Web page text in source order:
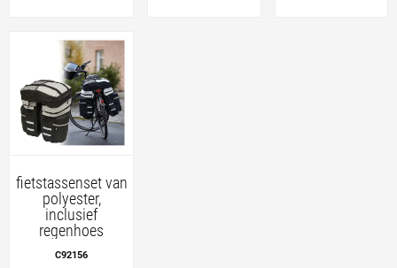
fietstassenset van
polyester,
inclusief
regenhoes
C92156